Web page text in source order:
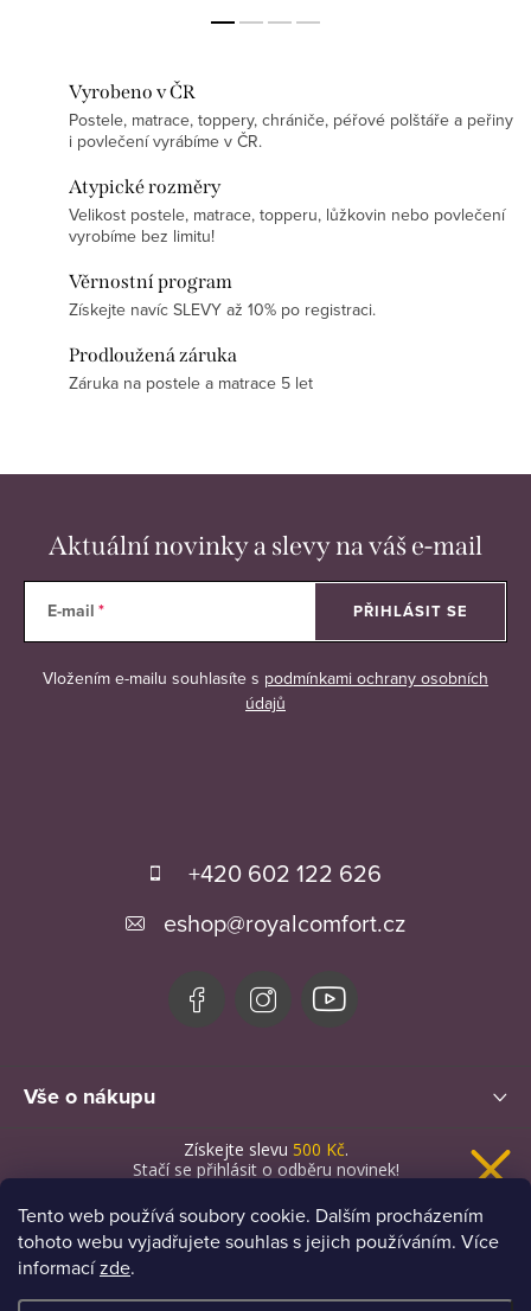
Tento web používá soubory cookie. Dalším procházením
tohoto webu vyjadřujete souhlas s jejich používáním. Více
informacízde.
Vyrobeno v ČR
Postele, matrace, toppery, chrániče, péřové polštáře a peřiny
i povlečení vyrábíme v ČR.
Atypické rozměry
Velikost postele, matrace, topperu, lůžkovin nebo povlečení
vyrobíme bez limitu!
Věrnostní program
Získejte navíc SLEVY až 10% po registraci.
Prodloužená záruka
Záruka na postele a matrace 5 let
Aktuální novinky a slevy na váš e-mail
E-mail
Vložením e-mailu souhlasíte s podmínkami ochrany osobních
údajů
PŘIHLÁSIT SE
+420 602 122 626
eshop@royalcomfort.cz
Vše o nákupu
Získejte slevu 500 Kč.
Stačí se přihlásit o odběru novinek!